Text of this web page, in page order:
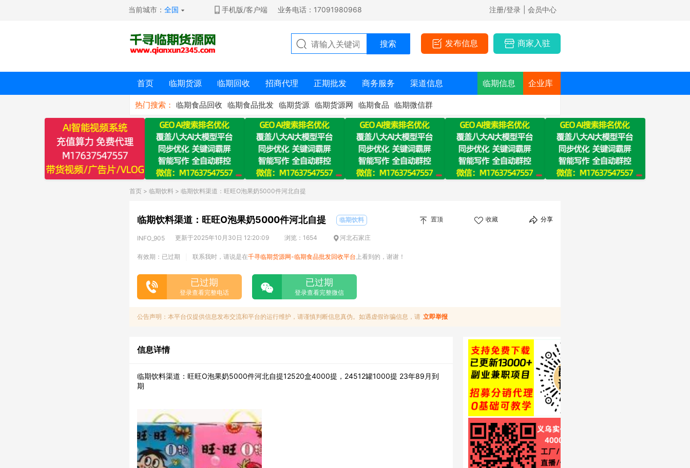
当前城市：全国 手机版/客户端 业务电话：17091980968 注册/登录 | 会员中心
发布信息 商家入驻
首页 临期货源 临期回收 招商代理 正期批发 商务服务 渠道信息 临期信息 企业库
热门搜索： 临期食品回收 临期食品批发 临期货源 临期货源网 临期食品 临期微信群
首页 > 临期饮料 > 临期饮料渠道：旺旺O泡果奶5000件河北自提
临期饮料渠道：旺旺O泡果奶5000件河北自提 临期饮料 置顶 收藏 分享
INFO_905 更新于2025年10月30日 12:20:09 浏览：1654 河北石家庄
有效期：已过期 联系我时，请说是在千寻临期货源网-临期食品批发回收平台 上看到的，谢谢！
已过期
登录查看完整电话
已过期
登录查看完整微信
公告声明：本平台仅提供信息发布交流和平台的运行维护，请谨慎判断信息真伪。如遇虚假诈骗信息，请 立即举报
信息详情
临期饮料渠道：旺旺O泡果奶5000件河北自提12520盒4000提，24512罐1000提 23年89月到
期